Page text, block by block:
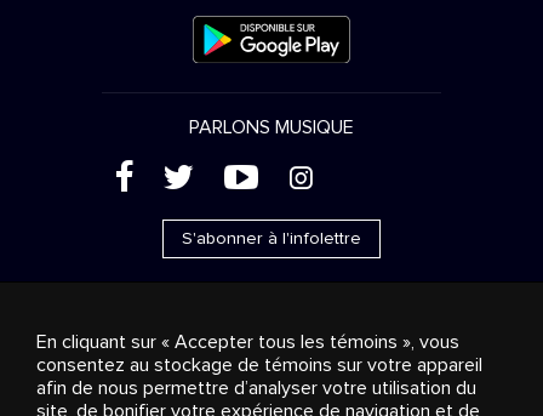
PARLONS MUSIQUE
( ' + &
S'abonner à l'infolettre
Ventes publicitaires
Diffusion & distribution
Consommateurs
Solutions d’affaires Radio
propos
Cookies settings
En cliquant sur « Accepter tous les témoins », vous
consentez au stockage de témoins sur votre appareil
afin de nous permettre d’analyser votre utilisation du
site, de bonifier votre expérience de navigation et de